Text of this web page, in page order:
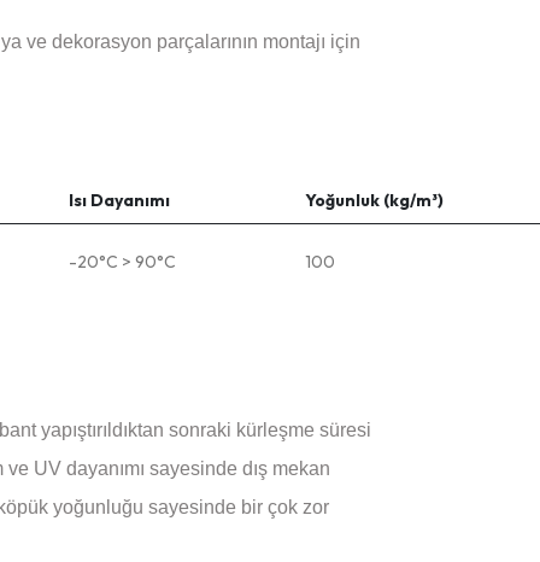
ve dekorasyon parçalarının montajı için
Isı Dayanımı Yoğunluk (kg/m³)
-20°C > 90°C 100
yapıştırıldıktan sonraki kürleşme süresi
UV dayanımı sayesinde dış mekan
yoğunluğu sayesinde bir çok zor